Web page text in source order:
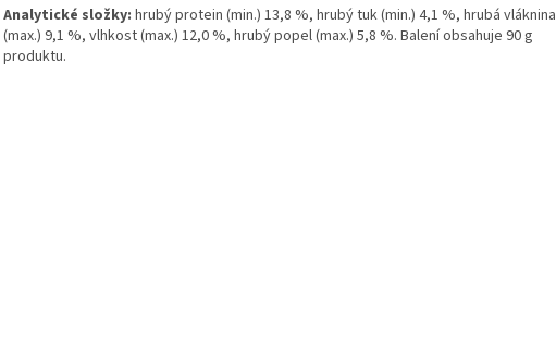
Analytické složky: hrubý protein (min.) 13,8 %, hrubý tuk (min.) 4,1 %, hrubá vláknina
(max.) 9,1 %, vlhkost (max.) 12,0 %, hrubý popel (max.) 5,8 %. Balení obsahuje 90 g
produktu.